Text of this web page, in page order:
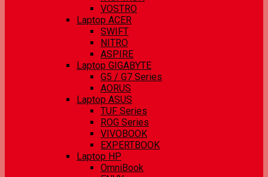
VOSTRO
Laptop ACER
SWIFT
NITRO
ASPIRE
Laptop GIGABYTE
G5 / G7 Series
AORUS
Laptop ASUS
TUF Series
ROG Series
VIVOBOOK
EXPERTBOOK
Laptop HP
OmniBook